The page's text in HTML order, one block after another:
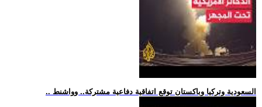
.. السعودية وتركيا وباكستان توقع اتفاقية دفاعية مشتركة.. وواشنط